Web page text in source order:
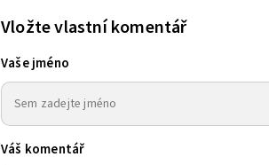
Vložte vlastní komentář
Vaše jméno
Váš komentář